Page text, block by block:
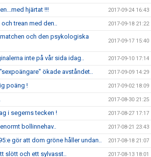
hjärtat !!! 2017-09-24 16:43
trean med den.. 2017-09-18 21:22
och den psykologiska
2017-09-17 15:40
inte på vår sida idag.. 2017-09-10 17:14
ökade avståndet.. 2017-09-09 14:29
poäng ! 2017-09-02 18:09
2017-08-30 21:25
i segerns tecken ! 2017-08-27 17:17
bollinnehav.. 2017-08-21 23:43
gör att dom gröne håller undan.. 2017-08-18 21:07
slött och ett sylvasst.. 2017-08-13 18:01